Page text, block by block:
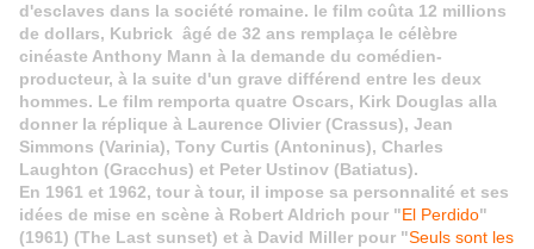
d'esclaves dans la société romaine. le film coûta 12 millions
de dollars, Kubrick âgé de 32 ans remplaça le célèbre
cinéaste Anthony Mann à la demande du comédien-
producteur, à la suite d'un grave différend entre les deux
hommes. Le film remporta quatre Oscars, Kirk Douglas alla
donner la réplique à Laurence Olivier (Crassus), Jean
Simmons (Varinia), Tony Curtis (Antoninus), Charles
Laughton (Gracchus) et Peter Ustinov (Batiatus).
En 1961 et 1962, tour à tour, il impose sa personnalité et ses
idées de mise en scène à Robert Aldrich pour "El Perdido"
(1961) (The Last sunset) et à David Miller pour "Seuls sont les